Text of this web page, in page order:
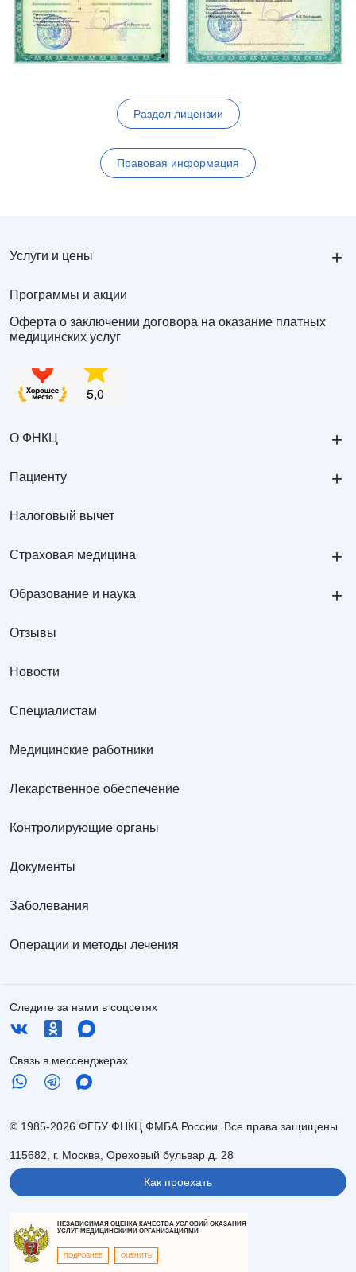
Раздел лицензии
Правовая информация
Услуги и цены +
Программы и акции
Оферта о заключении договора на оказание платных
медицинских услуг
О ФНКЦ +
Пациенту +
Налоговый вычет
Страховая медицина +
Образование и наука +
Отзывы
Новости
Специалистам
Медицинские работники
Лекарственное обеспечение
Контролирующие органы
Документы
Заболевания
Операции и методы лечения
Следите за нами в соцсетях
Связь в мессенджерах
© 1985-2026 ФГБУ ФНКЦ ФМБА России. Все права защищены
115682, г. Москва, Ореховый бульвар д. 28
Как проехать
НЕЗАВИСИМАЯ ОЦЕНКА КАЧЕСТВА УСЛОВИЙ ОКАЗАНИЯ
УСЛУГ МЕДИЦИНСКИМИ ОРГАНИЗАЦИЯМИ
ПОДРОБНЕЕ ОЦЕНИТЬ